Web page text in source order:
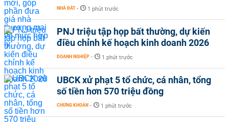
NHÀ ĐẤT - 1 phút trước
PNJ triệu tập họp bất thường, dự kiến
điều chỉnh kế hoạch kinh doanh 2026
DOANH NGHIỆP - 1 phút trước
UBCK xử phạt 5 tổ chức, cá nhân, tổng
số tiền hơn 570 triệu đồng
CHỨNG KHOÁN - 1 phút trước